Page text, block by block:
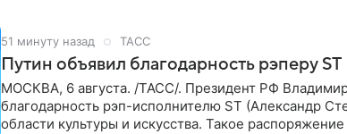
51 минуту назад ТАСС
Путин объявил благодарность рэперу ST
МОСКВА, 6 августа. /ТАСС/. Президент РФ
благодарность рэп-исполнителю ST (Александр
области культуры и искусства. Такое